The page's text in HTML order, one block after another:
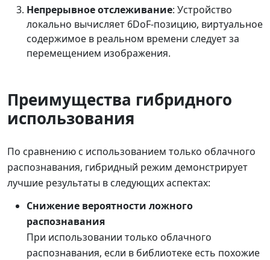
Непрерывное отслеживание: Устройство
локально вычисляет 6DoF-позицию, виртуальное
содержимое в реальном времени следует за
перемещением изображения.
Преимущества гибридного
использования
По сравнению с использованием только облачного
распознавания, гибридный режим демонстрирует
лучшие результаты в следующих аспектах:
Снижение вероятности ложного
распознавания
При использовании только облачного
распознавания, если в библиотеке есть похожие